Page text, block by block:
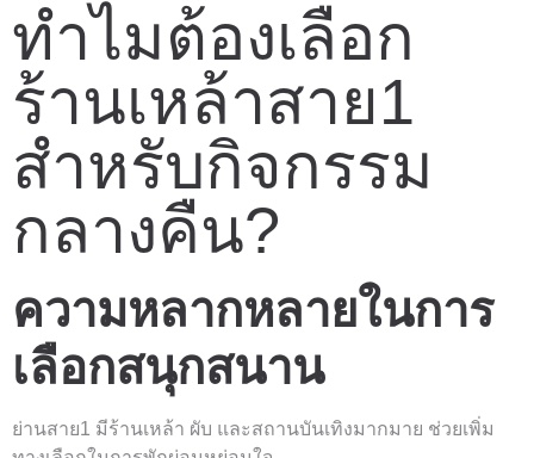
ทำไมต้องเลือก
ร้านเหล้าสาย1
สำหรับกิจกรรม
กลางคืน?
ความหลากหลายในการ
เลือกสนุกสนาน
ย่านสาย1 มีร้านเหล้า ผับ และสถานบันเทิงมากมาย ช่วยเพิ่ม